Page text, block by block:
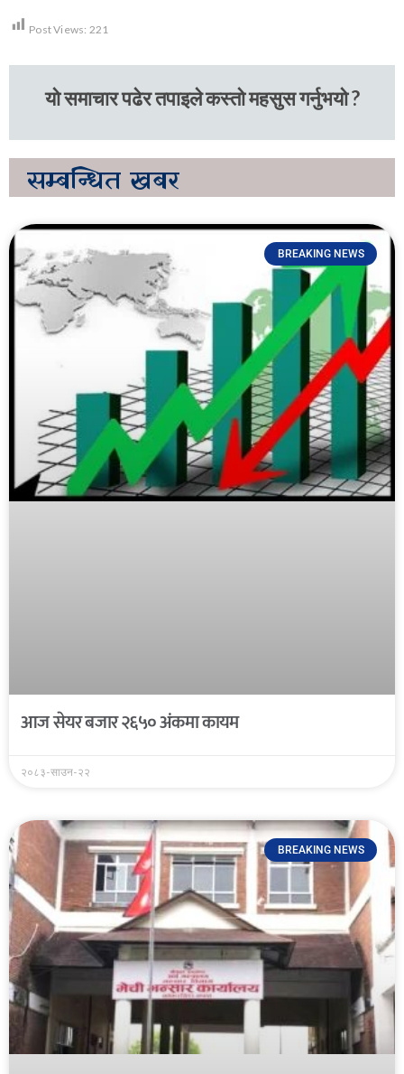
Post Views: 221
यो समाचार पढेर तपाइले कस्तो महसुस गर्नुभयो ?
सम्बन्धित खबर
BREAKING NEWS
आज सेयर बजार २६५० अंकमा कायम
२०८३-साउन-२२
BREAKING NEWS